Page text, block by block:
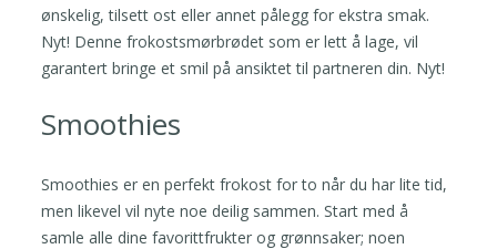
ønskelig, tilsett ost eller annet pålegg for ekstra smak.
Nyt! Denne frokostsmørbrødet som er lett å lage, vil
garantert bringe et smil på ansiktet til partneren din. Nyt!
Smoothies
Smoothies er en perfekt frokost for to når du har lite tid,
men likevel vil nyte noe deilig sammen. Start med å
samle alle dine favorittfrukter og grønnsaker; noen